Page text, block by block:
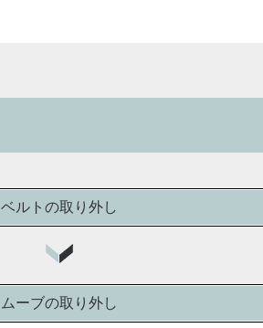
ベルトの取り外し
ムーブの取り外し